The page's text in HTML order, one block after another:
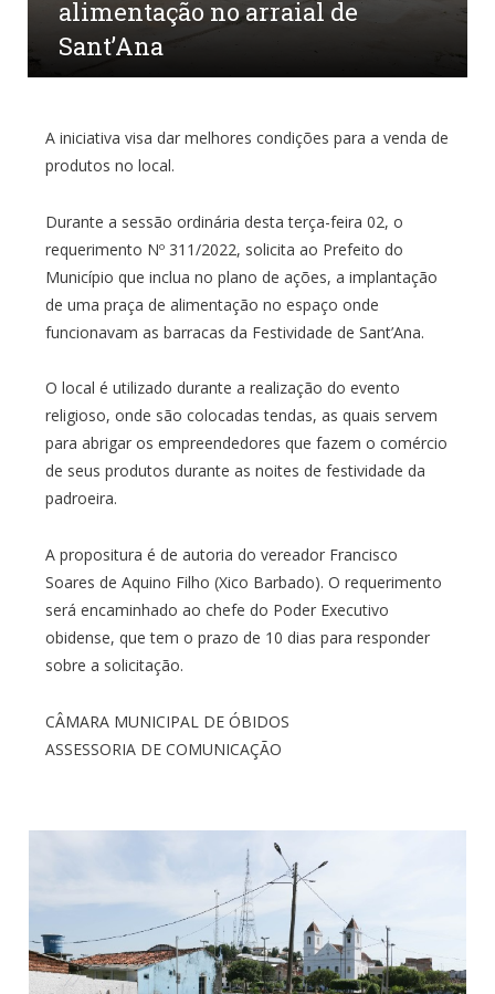
alimentação no arraial de
Sant’Ana
A iniciativa visa dar melhores condições para a venda de
produtos no local.
Durante a sessão ordinária desta terça-feira 02, o
requerimento Nº 311/2022, solicita ao Prefeito do
Município que inclua no plano de ações, a implantação
de uma praça de alimentação no espaço onde
funcionavam as barracas da Festividade de Sant’Ana.
O local é utilizado durante a realização do evento
religioso, onde são colocadas tendas, as quais servem
para abrigar os empreendedores que fazem o comércio
de seus produtos durante as noites de festividade da
padroeira.
A propositura é de autoria do vereador Francisco
Soares de Aquino Filho (Xico Barbado). O requerimento
será encaminhado ao chefe do Poder Executivo
obidense, que tem o prazo de 10 dias para responder
sobre a solicitação.
CÂMARA MUNICIPAL DE ÓBIDOS
ASSESSORIA DE COMUNICAÇÃO